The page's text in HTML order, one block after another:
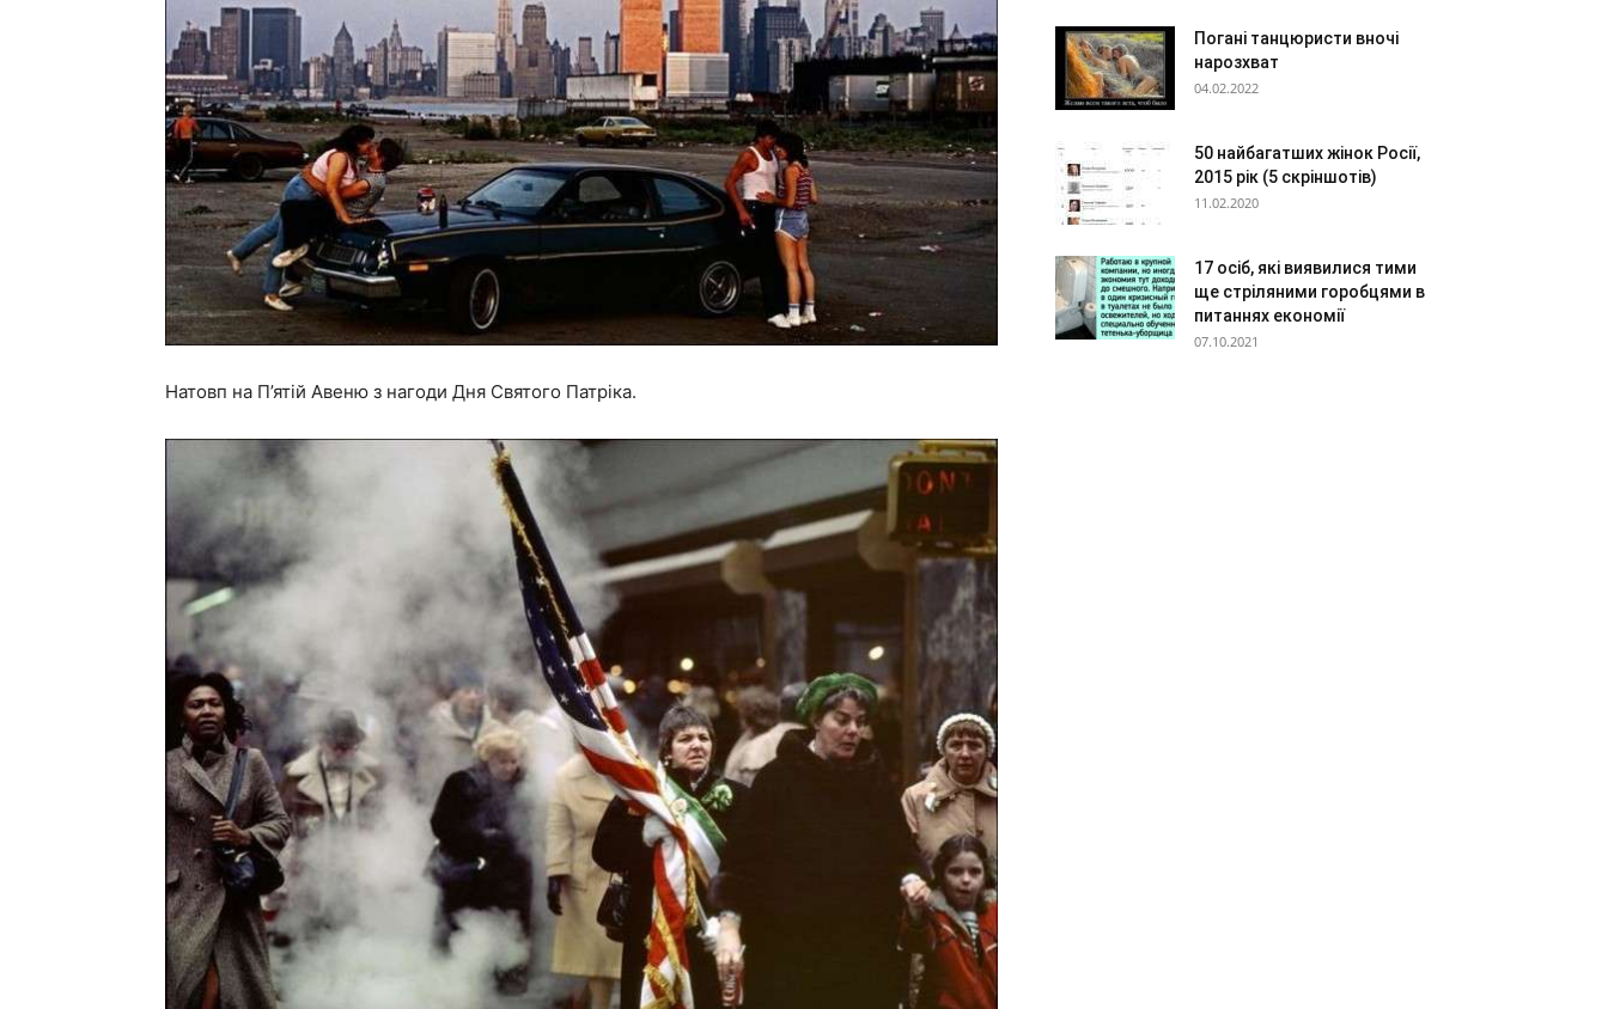
Натовп на П’ятій Авеню з нагоди Дня Святого Патріка.
Погані танцюристи вночі
нарозхват
04.02.2022
50 найбагатших жінок Росії,
2015 рік (5 скріншотів)
11.02.2020
17 осіб, які виявилися тими
ще стріляними горобцями в
питаннях економії
07.10.2021